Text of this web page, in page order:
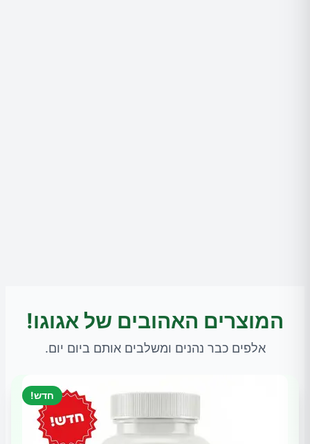
המוצרים האהובים של אגוגו!
אלפים כבר נהנים ומשלבים אותם ביום יום.
חדש!